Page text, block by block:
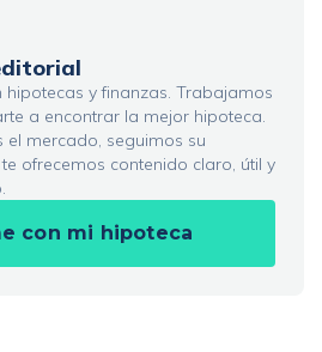
hipotecas y finanzas. Trabajamos
a encontrar la mejor hipoteca.
el mercado, seguimos su
ofrecemos contenido claro, útil y
con mi hipoteca